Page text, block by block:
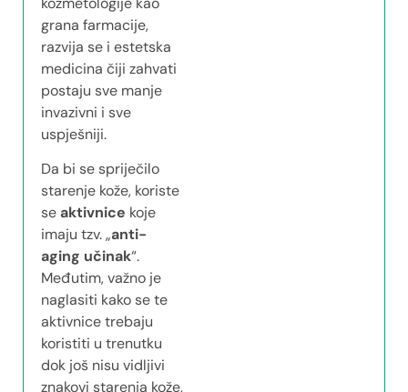
grana farmacije,
razvija se i estetska
medicina čiji zahvati
postaju sve manje
invazivni i sve
uspješniji.
Da bi se spriječilo
starenje kože, koriste
seaktivnice koje
imaju tzv. „anti-
aging učinak“.
Međutim, važno je
naglasiti kako se te
aktivnice trebaju
koristiti u trenutku
dok još nisu vidljivi
znakovi starenja kože,